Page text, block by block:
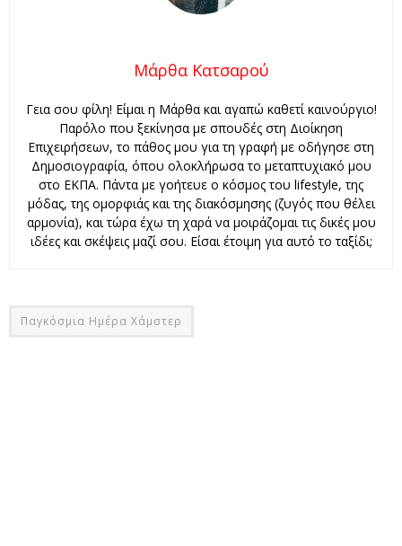
Μάρθα Κατσαρού
Γεια σου φίλη! Είμαι η Μάρθα και αγαπώ καθετί καινούργιο!
Παρόλο που ξεκίνησα με σπουδές στη Διοίκηση
Επιχειρήσεων, το πάθος μου για τη γραφή με οδήγησε στη
Δημοσιογραφία, όπου ολοκλήρωσα το μεταπτυχιακό μου
στο ΕΚΠΑ. Πάντα με γοήτευε ο κόσμος του lifestyle, της
μόδας, της ομορφιάς και της διακόσμησης (ζυγός που θέλει
αρμονία), και τώρα έχω τη χαρά να μοιράζομαι τις δικές μου
ιδέες και σκέψεις μαζί σου. Είσαι έτοιμη για αυτό το ταξίδι;
Παγκόσμια Ημέρα Χάμστερ